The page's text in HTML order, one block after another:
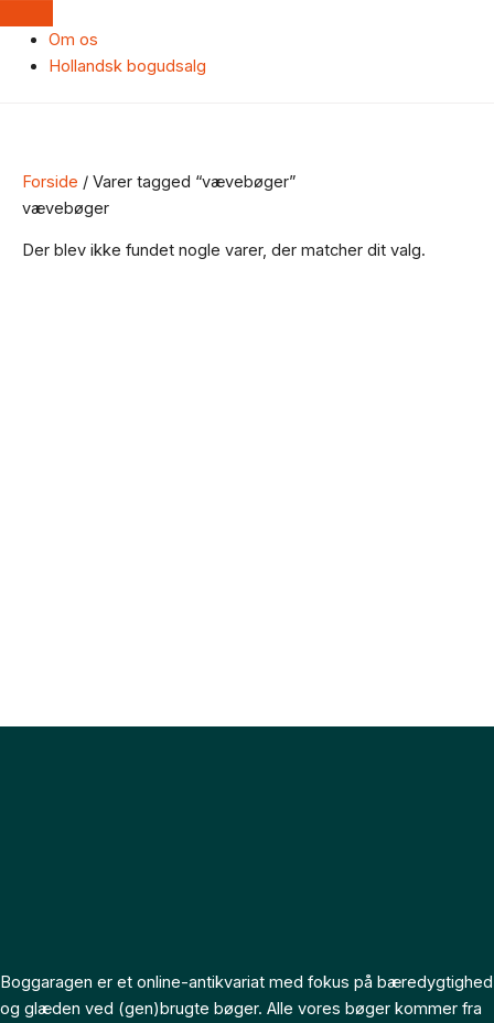
Om os
Hollandsk bogudsalg
Forside / Varer tagged “vævebøger”
vævebøger
Der blev ikke fundet nogle varer, der matcher dit valg.
Boggaragen er et online-antikvariat med fokus på bæredygtighed
og glæden ved (gen)brugte bøger. Alle vores bøger kommer fra